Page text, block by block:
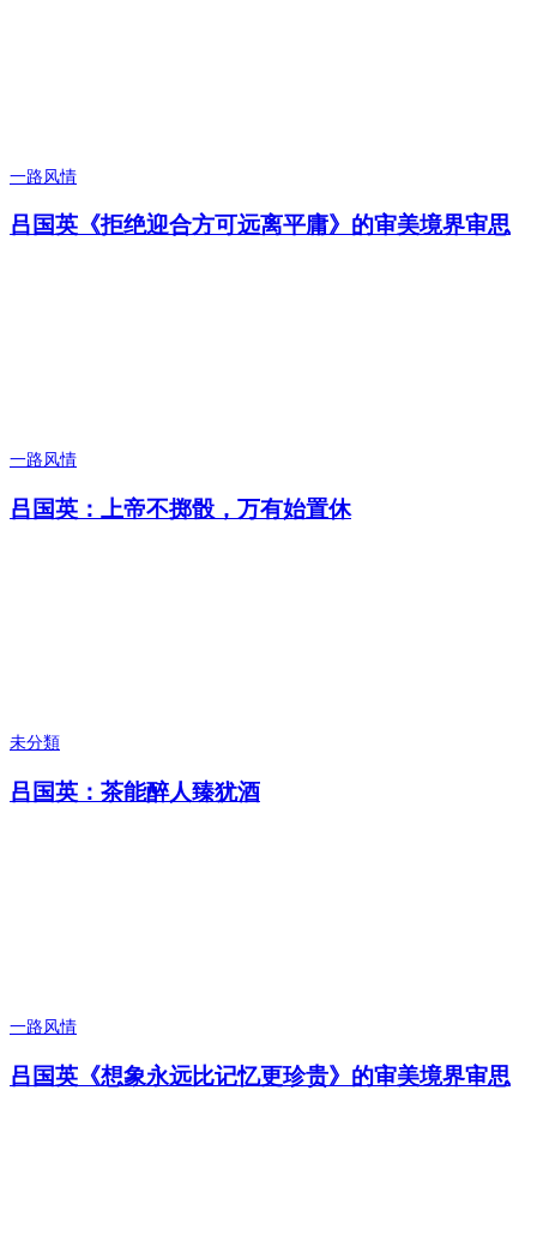
一路风情
吕国英《拒绝迎合方可远离平庸》的审美境界审思
一路风情
吕国英：上帝不掷骰，万有始置休
未分類
吕国英：茶能醉人臻犹酒
一路风情
吕国英《想象永远比记忆更珍贵》的审美境界审思